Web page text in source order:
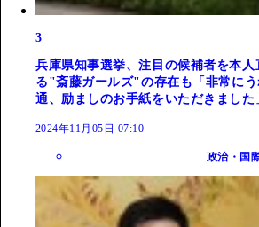
3
兵庫県知事選挙、注目の候補者を本
る"斎藤ガールズ"の存在も「非常に
通、励ましのお手紙をいただきました
2024年11月05日 07:10
政治・国